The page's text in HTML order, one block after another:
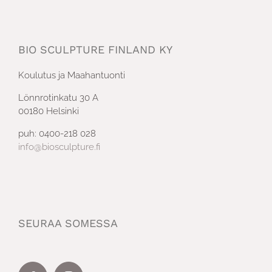
BIO SCULPTURE FINLAND KY
Koulutus ja Maahantuonti
Lönnrotinkatu 30 A
00180 Helsinki
puh: 0400-218 028
info@biosculpture.fi
SEURAA SOMESSA